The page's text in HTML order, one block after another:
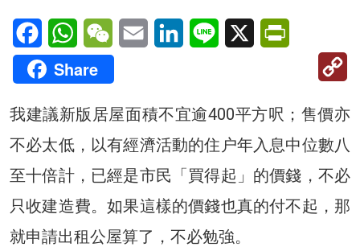
FacebookWhatsAppWeChatEmail LinkedInLine X
Share
我建議新版居屋面積不宜逾400平方呎；售價亦
不必太低，以有經濟活動的住户年入息中位數八
至十倍計，已經是市民「買得起」的價錢，不必
只收建造費。如果這樣的價錢也真的付不起，那
就申請出租公屋算了，不必勉強。